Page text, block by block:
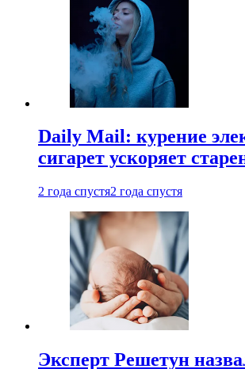
Daily Mail: курение
сигарет ускоряет
2 года спустя2 года спустя
Эксперт Решетун